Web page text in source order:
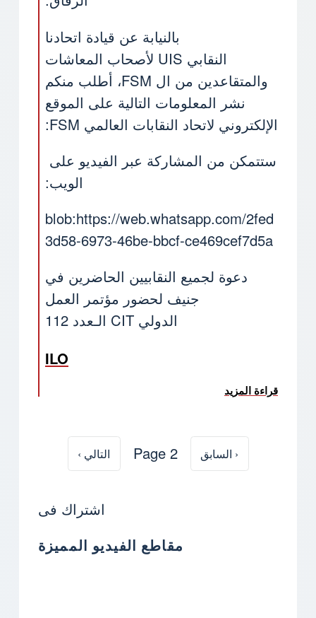
بالنيابة عن قيادة اتحادنا
النقابي UIS لأصحاب المعاشات
والمتقاعدين من ال FSM، أطلب منكم
نشر المعلومات التالية على الموقع
الإلكتروني لاتحاد النقابات العالمي FSM:
ستتمكن من المشاركة عبر الفيديو على
الويب:
blob:https://web.whatsapp.com/2fed
3d58-6973-46be-bbcf-ce469cef7d5a
دعوة لجميع النقابيين الحاضرين في
جنيف لحضور مؤتمر العمل
الدولي CIT الـعدد 112
ILO
قراءة المزيد
ترقيم الصفحات
الصفحة السابقة
‹ السابق Page 2 الصفحة التالية
التالي ›
اشتراك فى
مقاطع الفيديو المميزة